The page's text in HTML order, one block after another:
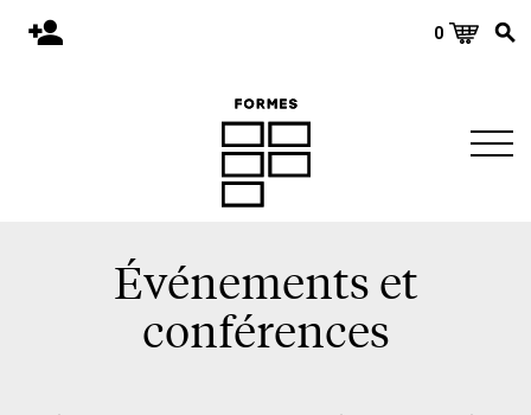
0
Matériaux
Environnement
Événements et
conférences